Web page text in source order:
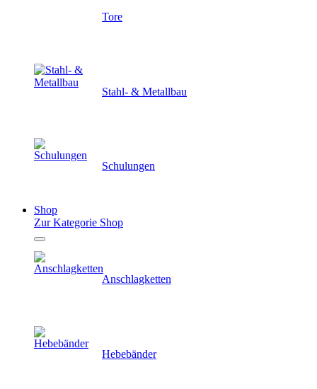
Tore
Stahl- & Metallbau
Schulungen
Shop
Zur Kategorie Shop
Anschlagketten
Hebebänder